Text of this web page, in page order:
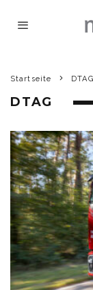
Startseite DTAG
DTAG